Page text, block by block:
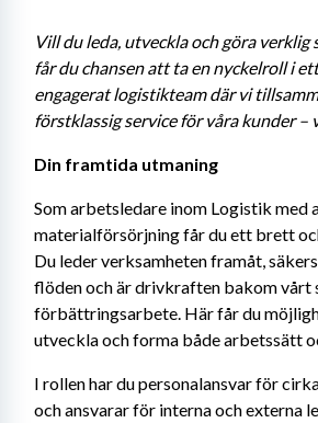
Vill du leda, utveckla och göra verklig
får du chansen att ta en nyckelroll i
engagerat logistikteam där vi
förstklassig service för våra kunder –
Din framtida utmaning
Som arbetsledare inom Logistik med
materialförsörjning får du ett brett
Du leder verksamheten framåt,
flöden och är drivkraften bakom vårt
förbättringsarbete. Här får du
utveckla och forma både arbetssätt
I rollen har du personalansvar för
och ansvarar för interna och externa